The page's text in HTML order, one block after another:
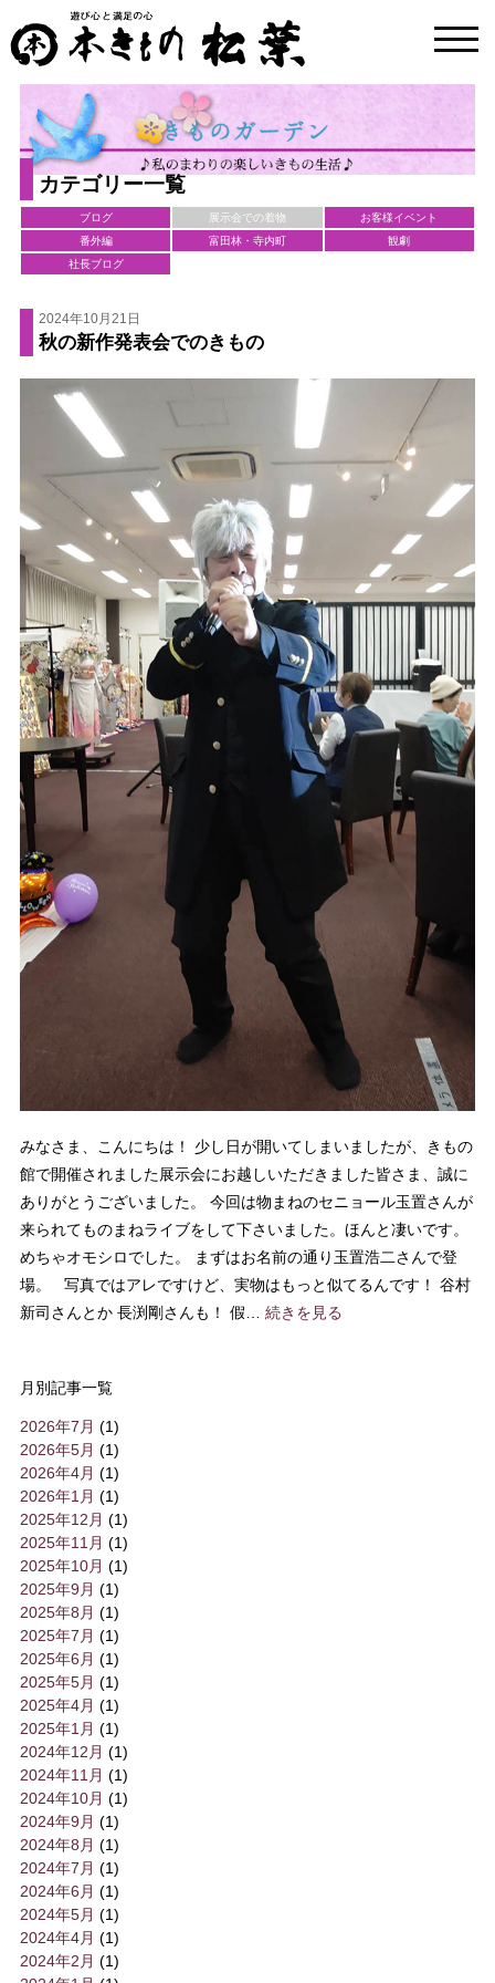
カテゴリー一覧
ブログ 展示会での着物
お客様イベント
番外編
富田林・寺内町
観劇
社長ブログ
2024年10月21日
秋の新作発表会でのきもの
みなさま、こんにちは！ 少し日が開いてしまいましたが、きもの
館で開催されました展示会にお越しいただきました皆さま、誠に
ありがとうございました。 今回は物まねのセニョール玉置さんが
来られてものまねライブをして下さいました。ほんと凄いです。
めちゃオモシロでした。 まずはお名前の通り玉置浩二さんで登
場。 写真ではアレですけど、実物はもっと似てるんです！ 谷村
新司さんとか 長渕剛さんも！ 假… 続きを見る
月別記事一覧
2026年7月 (1)
2026年5月 (1)
2026年4月 (1)
2026年1月 (1)
2025年12月 (1)
2025年11月 (1)
2025年10月 (1)
2025年9月 (1)
2025年8月 (1)
2025年7月 (1)
2025年6月 (1)
2025年5月 (1)
2025年4月 (1)
2025年1月 (1)
2024年12月 (1)
2024年11月 (1)
2024年10月 (1)
2024年9月 (1)
2024年8月 (1)
2024年7月 (1)
2024年6月 (1)
2024年5月 (1)
2024年4月 (1)
2024年2月 (1)